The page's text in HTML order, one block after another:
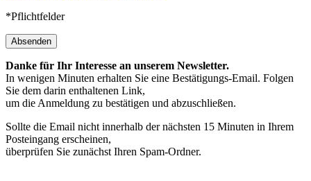
*Pflichtfelder
Absenden
Danke für Ihr Interesse an unserem Newsletter.
In wenigen Minuten erhalten Sie eine Bestätigungs-Email. Folgen
Sie dem darin enthaltenen Link,
um die Anmeldung zu bestätigen und abzuschließen.
Sollte die Email nicht innerhalb der nächsten 15 Minuten in Ihrem
Posteingang erscheinen,
überprüfen Sie zunächst Ihren Spam-Ordner.